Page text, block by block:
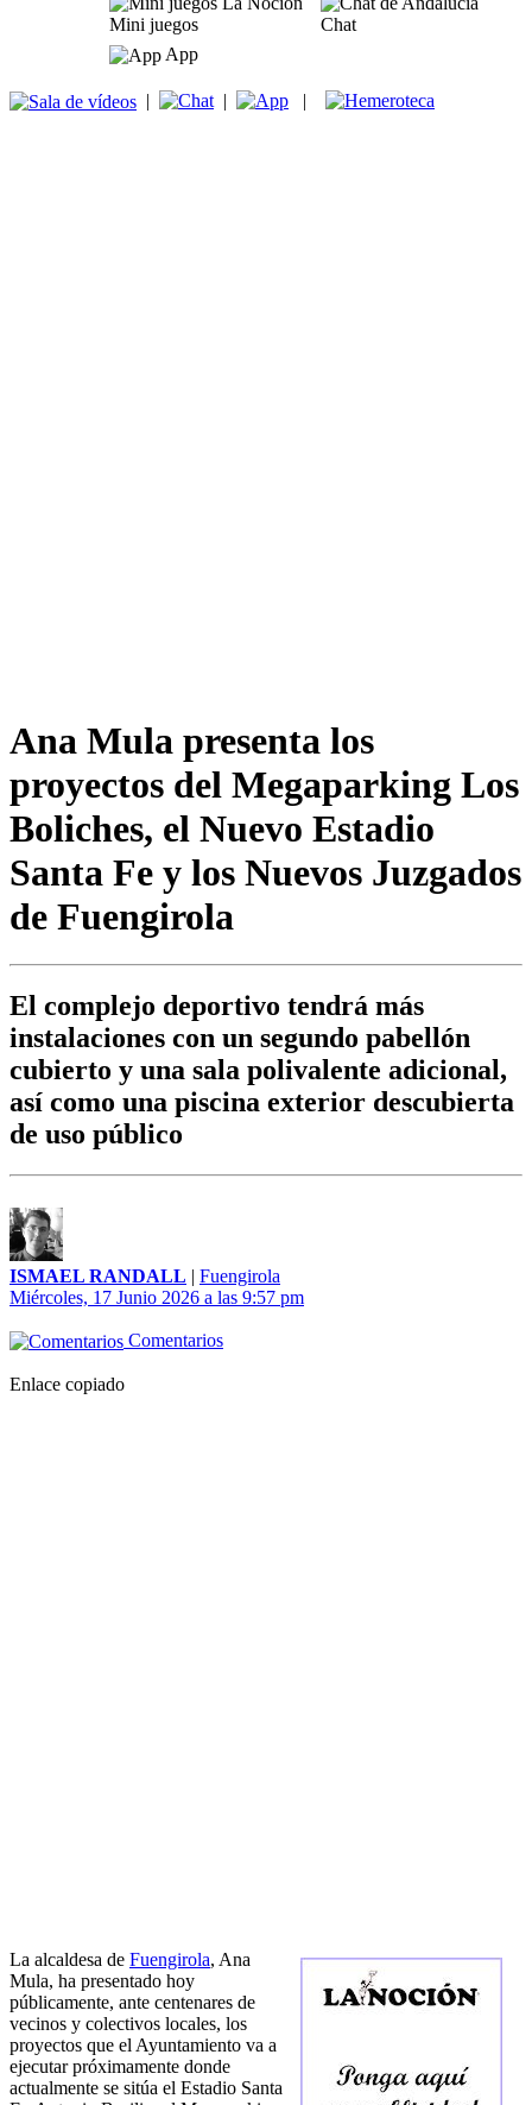
Mini juegos
Chat
App
| | |
Ana Mula presenta los
proyectos del Megaparking Los
Boliches, el Nuevo Estadio
Santa Fe y los Nuevos Juzgados
de Fuengirola
El complejo deportivo tendrá más
instalaciones con un segundo pabellón
cubierto y una sala polivalente adicional,
así como una piscina exterior descubierta
de uso público
ISMAEL RANDALL | Fuengirola
Miércoles, 17 Junio 2026 a las 9:57 pm
Comentarios
Enlace copiado
La alcaldesa de Fuengirola, Ana
Mula, ha presentado hoy
públicamente, ante centenares de
vecinos y colectivos locales, los
proyectos que el Ayuntamiento va a
ejecutar próximamente donde
actualmente se sitúa el Estadio Santa